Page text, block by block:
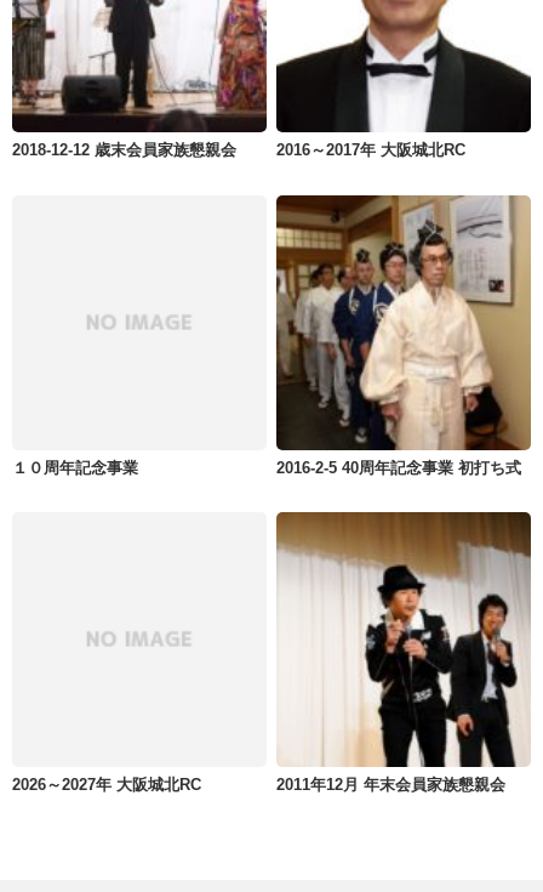
2018-12-12 歳末会員家族懇親会 2016～2017年 大阪城北RC
１０周年記念事業 2016-2-5 40周年記念事業 初打ち式
2026～2027年 大阪城北RC 2011年12月 年末会員家族懇親会